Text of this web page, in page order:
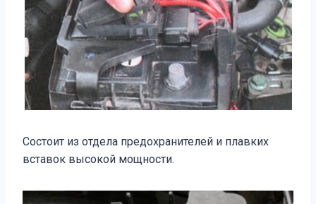
Состоит из отдела предохранителей и плавких
вставок высокой мощности.